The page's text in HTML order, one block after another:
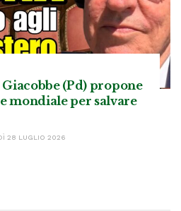
(Pd) propone
mondiale per salvare
28 LUGLIO 2026